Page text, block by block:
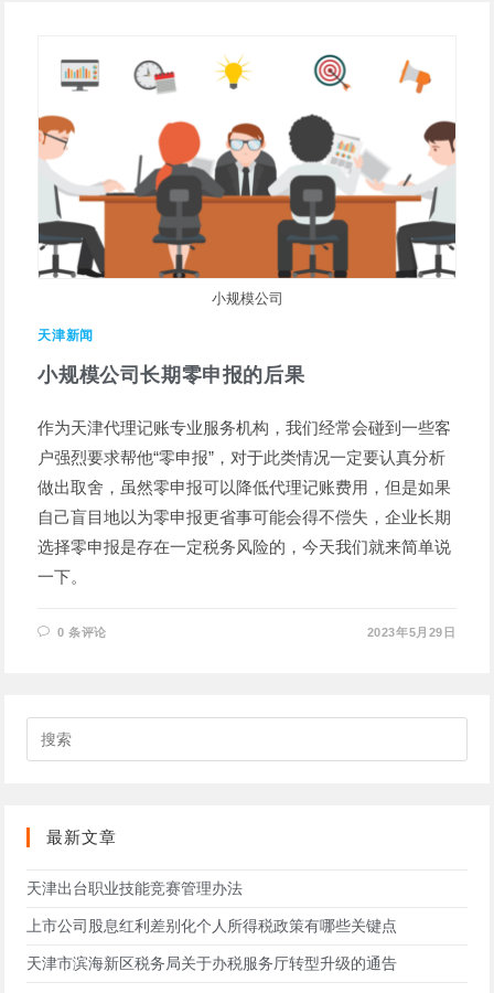
小规模公司
天津新闻
小规模公司长期零申报的后果
作为天津代理记账专业服务机构，我们经常会碰到一些客
户强烈要求帮他“零申报”，对于此类情况一定要认真分析
做出取舍，虽然零申报可以降低代理记账费用，但是如果
自己盲目地以为零申报更省事可能会得不偿失，企业长期
选择零申报是存在一定税务风险的，今天我们就来简单说
一下。
0 条评论 2023年5月29日
最新文章
天津出台职业技能竞赛管理办法
上市公司股息红利差别化个人所得税政策有哪些关键点
天津市滨海新区税务局关于办税服务厅转型升级的通告